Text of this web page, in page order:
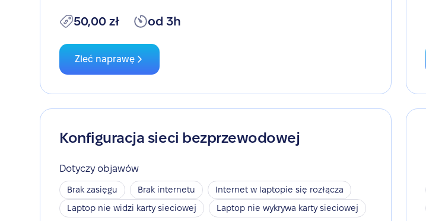
50,00 zł od 3h
Zleć naprawę
Konfiguracja sieci bezprzewodowej
Dotyczy objawów
Brak zasięgu Brak internetu
Internet w laptopie się rozłącza
Laptop nie widzi karty sieciowej
Laptop nie wykrywa karty sieciowej